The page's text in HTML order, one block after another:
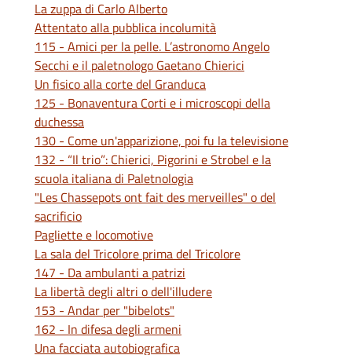
La zuppa di Carlo Alberto
Attentato alla pubblica incolumità
115 - Amici per la pelle. L’astronomo Angelo
Secchi e il paletnologo Gaetano Chierici
Un fisico alla corte del Granduca
125 - Bonaventura Corti e i microscopi della
duchessa
130 - Come un'apparizione, poi fu la televisione
132 - “Il trio”: Chierici, Pigorini e Strobel e la
scuola italiana di Paletnologia
"Les Chassepots ont fait des merveilles" o del
sacrificio
Pagliette e locomotive
La sala del Tricolore prima del Tricolore
147 - Da ambulanti a patrizi
La libertà degli altri o dell'illudere
153 - Andar per "bibelots"
162 - In difesa degli armeni
Una facciata autobiografica